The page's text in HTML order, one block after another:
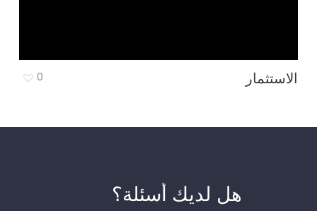
الاستثمار 0
هل لديك أسئلة؟